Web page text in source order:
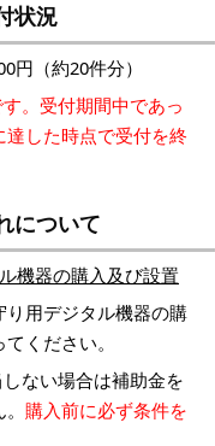
状況
（約20件分）
。受付期間中であっ
した時点で受付を終
について
機器の購入及び設置
用デジタル機器の購
ください。
ない場合は補助金を
購入前に必ず条件を